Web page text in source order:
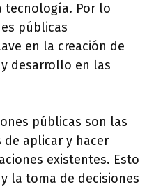
tecnología. Por lo
públicas
en la creación de
desarrollo en las
públicas son las
aplicar y hacer
existentes. Esto
la toma de decisiones